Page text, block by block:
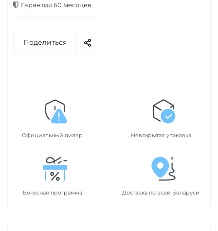
Гарантия 60 месяцев
Поделиться
Официальный дилер Невскрытая упаковка
Бонусная программа Доставка по всей Беларуси